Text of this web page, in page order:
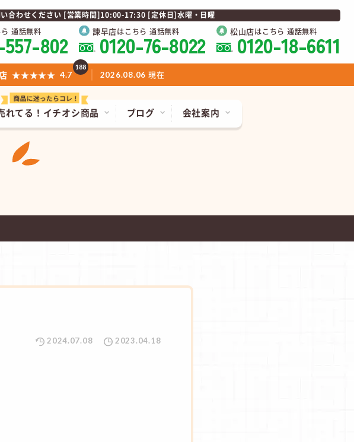
い合わせください [営業時間]10:00-17:30 [定休日]水曜・日曜
通話無料802 諫早店はこちら 通話無料
0120-76-8022 松山店はこちら 通話無料
0120-18-6611
れてる！ イチオシ商品 ブログ 会社案内
★★★★★ 4.7
188
2026.08.06 現在
2024.07.08 2023.04.18